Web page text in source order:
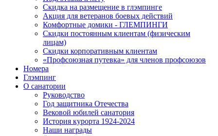
Скидка на размещение в глэмпинге
Акция для ветеранов боевых действий
Комфортные домики - ГЛЕМПИНГИ
Скидки постоянным клиентам (физическим
лицам)
Скидки корпоративным клиентам
«Профсоюзная путевка» для членов профсоюзов
Номера
Глэмпинг
О санатории
Руководство
Год защитника Отечества
Вековой юбилей санатория
История курорта 1924-2024
Наши награды